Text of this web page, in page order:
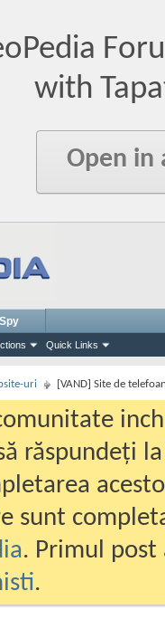
with
Open in
Quick Links
Spy
uri [VAND] Site de
răspundeți
sunt
. Primul
.